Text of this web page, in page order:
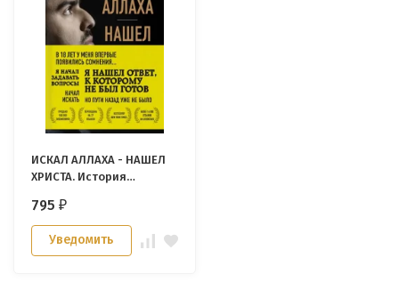
ИСКАЛ АЛЛАХА - НАШЕЛ
ХРИСТА. История
Набиль Куреши
795₽
Уведомить